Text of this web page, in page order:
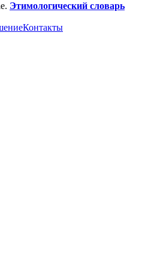
Этимологический словарь
Контакты